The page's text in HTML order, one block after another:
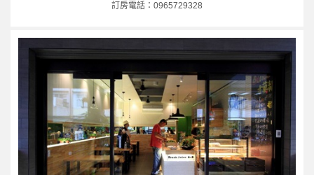
訂房電話：0965729328